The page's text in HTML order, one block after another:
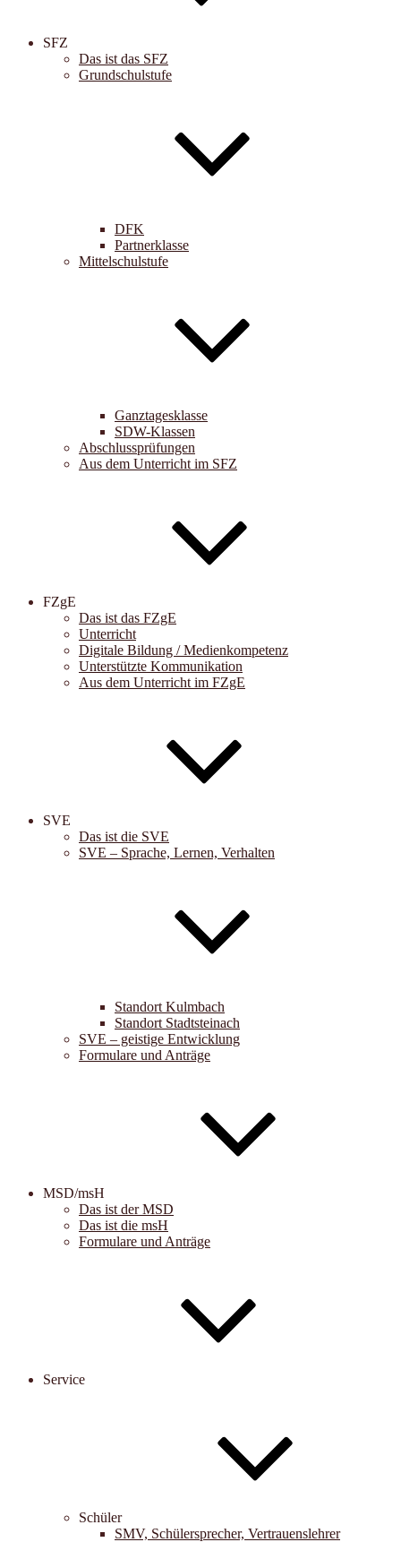
SFZ
Das ist das SFZ
Grundschulstufe
DFK
Partnerklasse
Mittelschulstufe
Ganztagesklasse
SDW-Klassen
Abschlussprüfungen
Aus dem Unterricht im SFZ
FZgE
Das ist das FZgE
Unterricht
Digitale Bildung / Medienkompetenz
Unterstützte Kommunikation
Aus dem Unterricht im FZgE
SVE
Das ist die SVE
SVE – Sprache, Lernen, Verhalten
Standort Kulmbach
Standort Stadtsteinach
SVE – geistige Entwicklung
Formulare und Anträge
MSD/msH
Das ist der MSD
Das ist die msH
Formulare und Anträge
Service
Schüler
SMV, Schülersprecher, Vertrauenslehrer